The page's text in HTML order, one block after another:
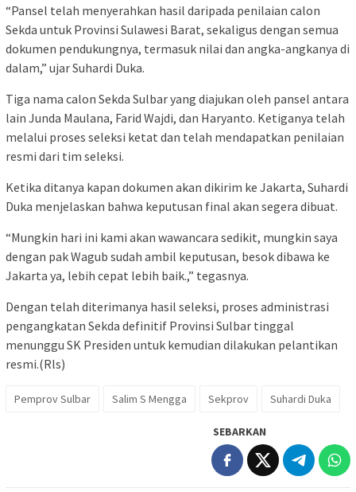
“Pansel telah menyerahkan hasil daripada penilaian calon
Sekda untuk Provinsi Sulawesi Barat, sekaligus dengan semua
dokumen pendukungnya, termasuk nilai dan angka-angkanya di
dalam,” ujar Suhardi Duka.
Tiga nama calon Sekda Sulbar yang diajukan oleh pansel antara
lain Junda Maulana, Farid Wajdi, dan Haryanto. Ketiganya telah
melalui proses seleksi ketat dan telah mendapatkan penilaian
resmi dari tim seleksi.
Ketika ditanya kapan dokumen akan dikirim ke Jakarta, Suhardi
Duka menjelaskan bahwa keputusan final akan segera dibuat.
“Mungkin hari ini kami akan wawancara sedikit, mungkin saya
dengan pak Wagub sudah ambil keputusan, besok dibawa ke
Jakarta ya, lebih cepat lebih baik.,” tegasnya.
Dengan telah diterimanya hasil seleksi, proses administrasi
pengangkatan Sekda definitif Provinsi Sulbar tinggal
menunggu SK Presiden untuk kemudian dilakukan pelantikan
resmi.(Rls)
Pemprov Sulbar Salim S Mengga Sekprov Suhardi Duka
SEBARKAN